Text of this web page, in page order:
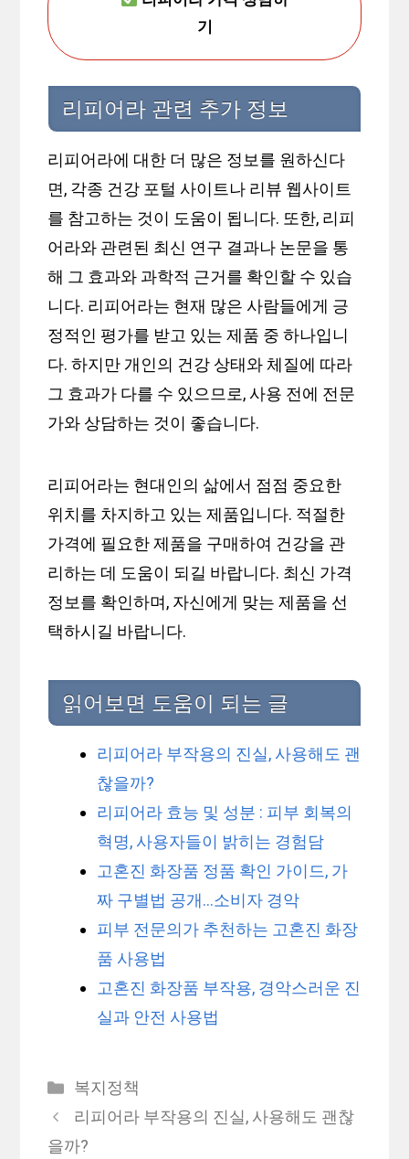
기
리피어라 관련 추가 정보
리피어라에 대한 더 많은 정보를 원하신다
면, 각종 건강 포털 사이트나 리뷰 웹사이트
를 참고하는 것이 도움이 됩니다. 또한, 리피
어라와 관련된 최신 연구 결과나 논문을 통
해 그 효과와 과학적 근거를 확인할 수 있습
니다. 리피어라는 현재 많은 사람들에게 긍
정적인 평가를 받고 있는 제품 중 하나입니
다. 하지만 개인의 건강 상태와 체질에 따라
그 효과가 다를 수 있으므로, 사용 전에 전문
가와 상담하는 것이 좋습니다.
리피어라는 현대인의 삶에서 점점 중요한
위치를 차지하고 있는 제품입니다. 적절한
가격에 필요한 제품을 구매하여 건강을 관
리하는 데 도움이 되길 바랍니다. 최신 가격
정보를 확인하며, 자신에게 맞는 제품을 선
택하시길 바랍니다.
읽어보면 도움이 되는 글
리피어라 부작용의 진실, 사용해도 괜
찮을까?
리피어라 효능 및 성분 : 피부 회복의
혁명, 사용자들이 밝히는 경험담
고혼진 화장품 정품 확인 가이드, 가
짜 구별법 공개…소비자 경악
피부 전문의가 추천하는 고혼진 화장
품 사용법
고혼진 화장품 부작용, 경악스러운 진
실과 안전 사용법
카
테
고
복지정책
리피어라 부작용의 진실, 사용해도 괜찮
을까?